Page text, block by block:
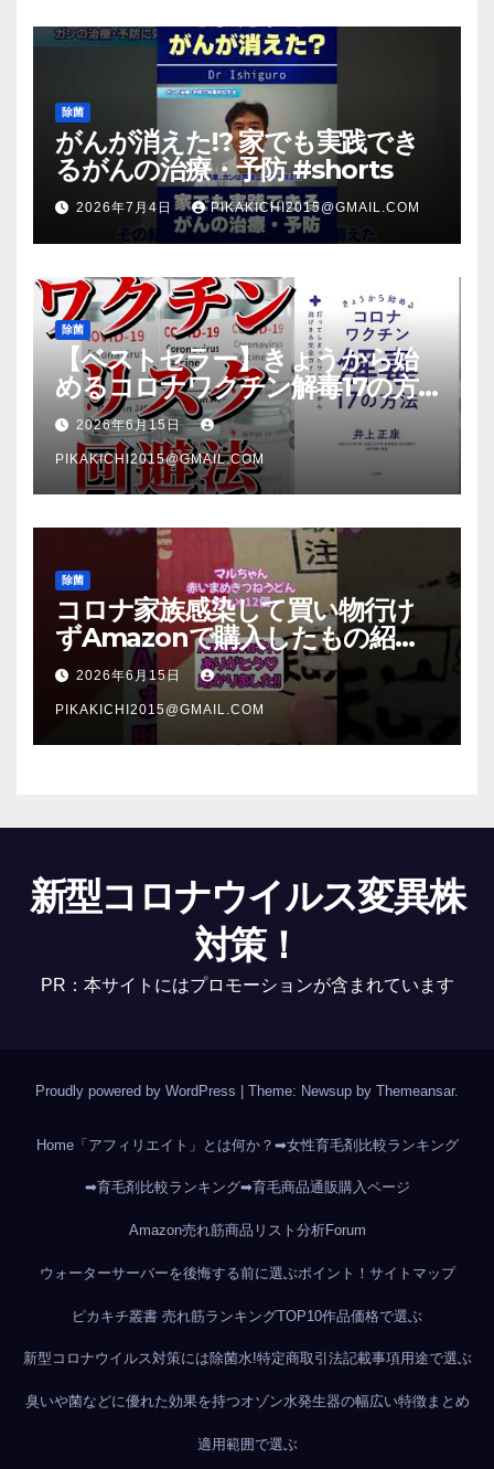
除菌
がんが消えた!? 家でも実践でき
るがんの治療・予防 #shorts
2026年7月4日 PIKAKICHI2015@GMAIL.COM
除菌
【ベストセラー】きょうから始
めるコロナワクチン解毒17の方
法【本要約】
2026年6月15日
PIKAKICHI2015@GMAIL.COM
除菌
コロナ家族感染して買い物行け
ずAmazonで購入したもの紹
介 #Shorts
2026年6月15日
PIKAKICHI2015@GMAIL.COM
新型コロナウイルス変異株
対策！
PR：本サイトにはプロモーションが含まれています
Proudly powered by WordPress Theme: Newsup by Themeansar.
Home「アフィリエイト」とは何か？ ➡女性育毛剤比較ランキング
➡育毛剤比較ランキング➡育毛商品通販購入ページ
Amazon売れ筋商品リスト分析Forum
ウォーターサーバーを後悔する前に選ぶポイント！ サイトマップ
ピカキチ叢書 売れ筋ランキングTOP10作品価格で選ぶ
新型コロナウイルス対策には除菌水!特定商取引法記載事項用途で選ぶ
臭いや菌などに優れた効果を持つオゾン水発生器の幅広い特徴まとめ
適用範囲で選ぶ